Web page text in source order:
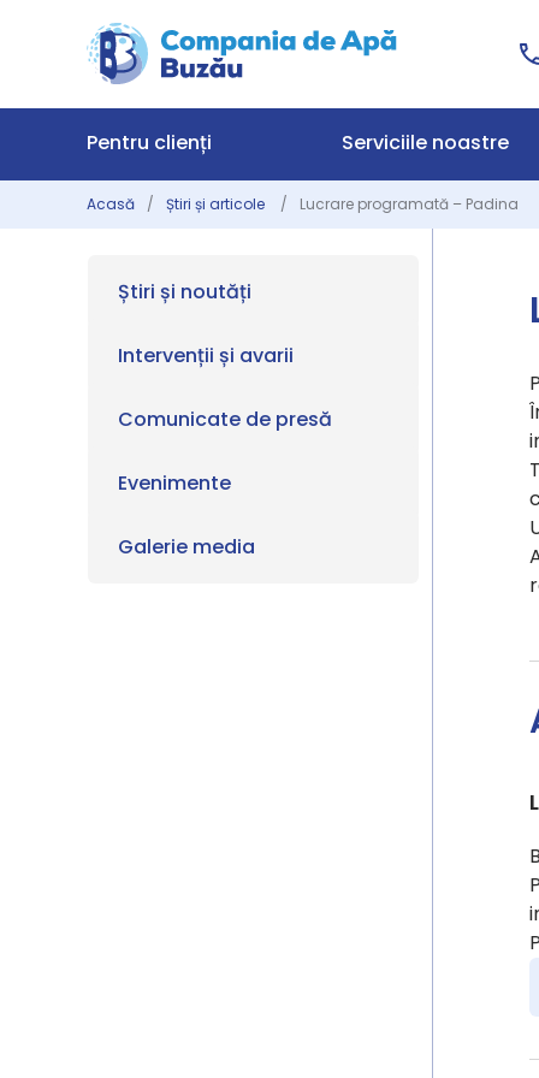
Pentru clienți Serviciile noastre
Acasă Știri și articole Lucrare programată – Padina
Știri și noutăți
Intervenții și avarii
Comunicate de presă
Evenimente
Galerie media